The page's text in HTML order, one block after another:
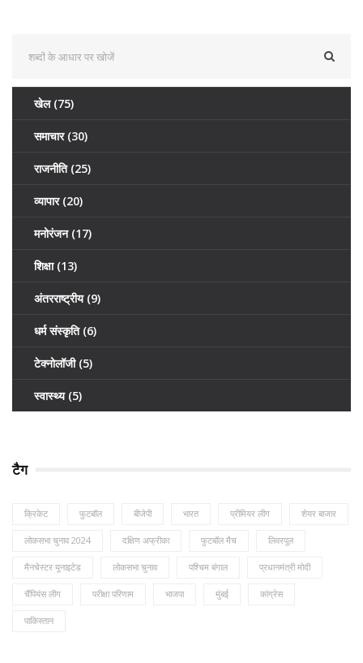
खेल (75)
समाचार (30)
राजनीति (25)
व्यापार (20)
मनोरंजन (17)
शिक्षा (13)
अंतरराष्ट्रीय (9)
धर्म संस्कृति (6)
टेक्नोलॉजी (5)
स्वास्थ्य (5)
टैग
क्रिकेट फुटबॉल बीजेपी भारत प्रीमियर लीग शेयर बाजार
लोकसभा चुनाव 2024 दक्षिण अफ्रीका फुटबॉल मैच लिवरपूल
मैनचेस्टर यूनाइटेड लोकसभा चुनाव पश्चिम बंगाल प्रधानमंत्री मोदी
चैंपियंस लीग परीक्षा परिणाम भाजपा मुंबई कांग्रेस
पाकिस्तान